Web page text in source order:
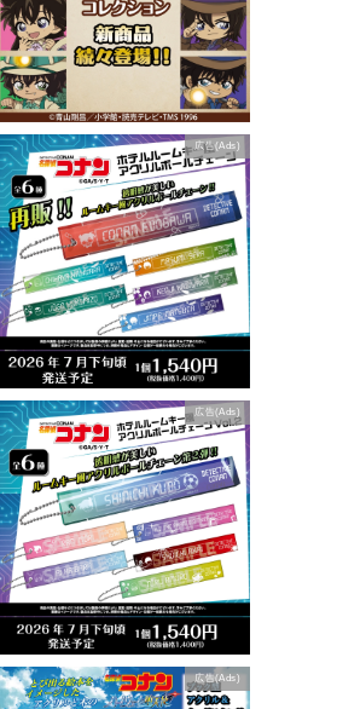
広告(Ads)
広告(Ads)
広告(Ads)